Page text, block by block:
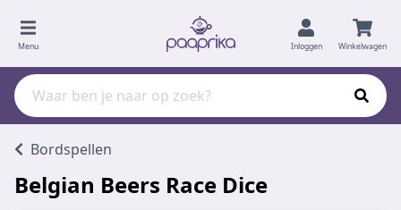
Menu Inloggen Winkelwagen
Bordspellen
Belgian Beers Race Dice